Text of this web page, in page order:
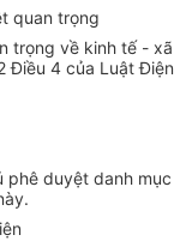
quan trọng
trọng về kinh tế - xã
Điều 4 của Luật Điện
phê duyệt danh mục